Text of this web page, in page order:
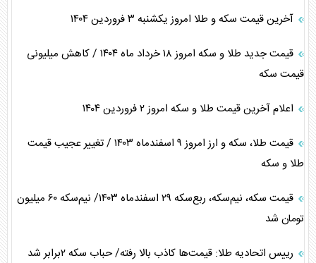
آخرین قیمت سکه و طلا امروز یکشنبه ۳ فروردین ۱۴۰۴
قیمت جدید طلا و سکه امروز ۱۸ خرداد ماه ۱۴۰۴ / کاهش میلیونی
قیمت سکه
اعلام آخرین قیمت طلا و سکه امروز ٢ فروردین ١۴٠۴
قیمت طلا، سکه و ارز امروز ۹ اسفندماه ۱۴۰۳ / تغییر عجیب قیمت
طلا و سکه
قیمت سکه، نیم‌سکه، ربع‌سکه ۲۹ اسفندماه ۱۴۰۳/ نیم‌سکه ۶۰ میلیون
تومان شد
رییس اتحادیه طلا: قیمت‌ها کاذب بالا رفته/ حباب سکه ۲برابر شد